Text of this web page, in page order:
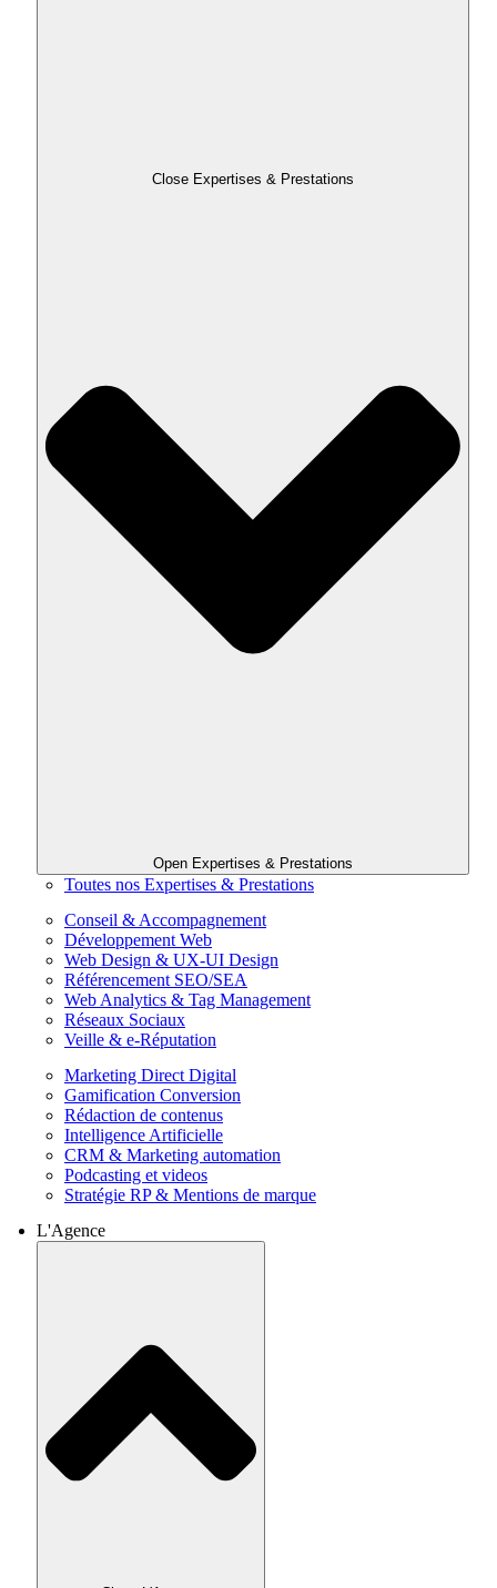
Close Expertises & Prestations
Open Expertises & Prestations
Toutes nos Expertises & Prestations
Conseil & Accompagnement
Développement Web
Web Design & UX-UI Design
Référencement SEO/SEA
Web Analytics & Tag Management
Réseaux Sociaux
Veille & e-Réputation
Marketing Direct Digital
Gamification Conversion
Rédaction de contenus
Intelligence Artificielle
CRM & Marketing automation
Podcasting et videos
Stratégie RP & Mentions de marque
L'Agence